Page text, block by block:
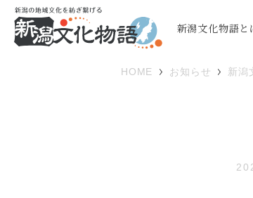
新潟文化物語と
HOME お知らせ 新潟